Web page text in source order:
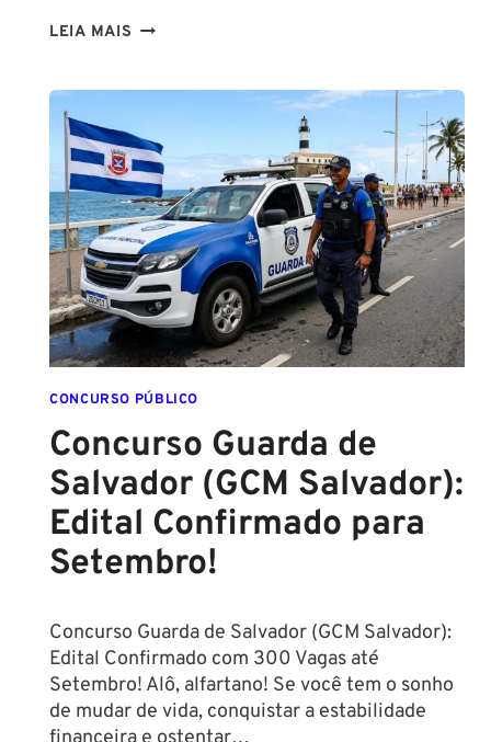
LEIA MAIS NA
SAI
DA
ESCOLA
FORMADO
EM
DIREITO
CONCURSO PÚBLICO
Concurso Guarda de
Salvador (GCM Salvador):
Edital Confirmado para
Setembro!
Concurso Guarda de Salvador (GCM Salvador):
Edital Confirmado com 300 Vagas até
Setembro! Alô, alfartano! Se você tem o sonho
de mudar de vida, conquistar a estabilidade